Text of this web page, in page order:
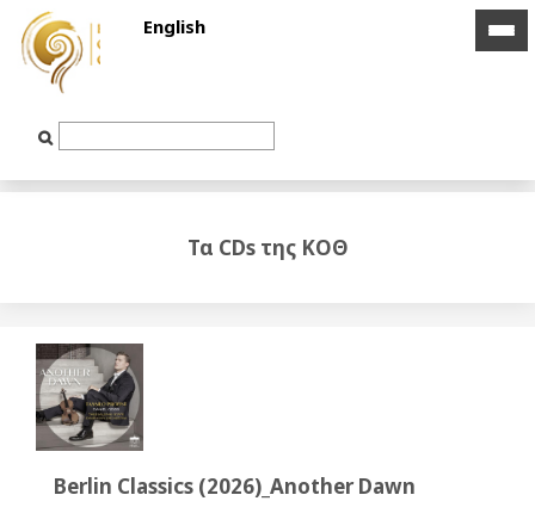
icon
icon
English
Input
Τα CDs της ΚΟΘ
Berlin Classics (2026)_Another Dawn